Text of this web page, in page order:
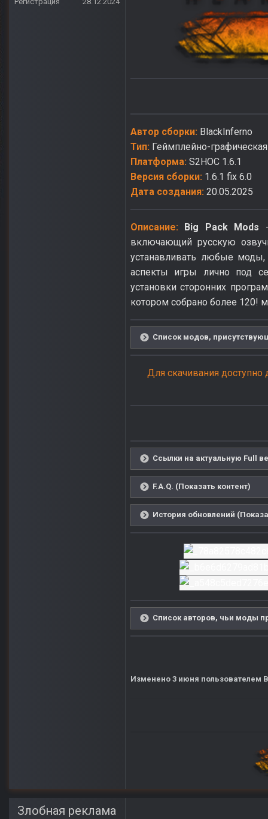
Автор сборки: BlackInferno
Тип: Геймплейно-
Платформа: S2HOC 1.6.1
Версия сборки: 1.6.1 fix 6.0
Дата создания: 20.05.2025
Описание: Big Pack Mods
включающий русскую
устанавливать любые
аспекты игры лично под
установки сторонних
котором собрано более 120!
Список модов,
Для скачивания
Ссылки на актуальную Full
F.A.Q. (Показать контент)
История обновлений
Список авторов, чьи моды
Изменено 3 июня пользователем
Злобная реклама